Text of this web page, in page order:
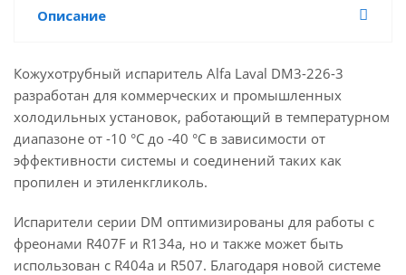
Описание
Кожухотрубный испаритель Alfa Laval DM3-226-3
разработан для коммерческих и промышленных
холодильных установок, работающий в температурном
диапазоне от -10 °C до -40 °C в зависимости от
эффективности системы и соединений таких как
пропилен и этиленкгликоль.
Испарители серии DM оптимизированы для работы с
фреонами R407F и R134a, но и также может быть
использован с R404a и R507. Благодаря новой системе